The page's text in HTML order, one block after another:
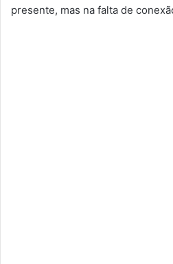
presente, mas na falta de